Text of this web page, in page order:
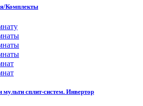
Комплекты
сплит-систем. Инвертор